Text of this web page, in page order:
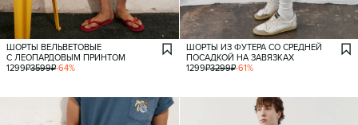
ШОРТЫ ВЕЛЬВЕТОВЫЕ
С ЛЕОПАРДОВЫМ ПРИНТОМ
1299₽3599₽-64%
ШОРТЫ ИЗ ФУТЕРА СО СРЕДНЕЙ
ПОСАДКОЙ НА ЗАВЯЗКАХ
1299₽3299₽-61%